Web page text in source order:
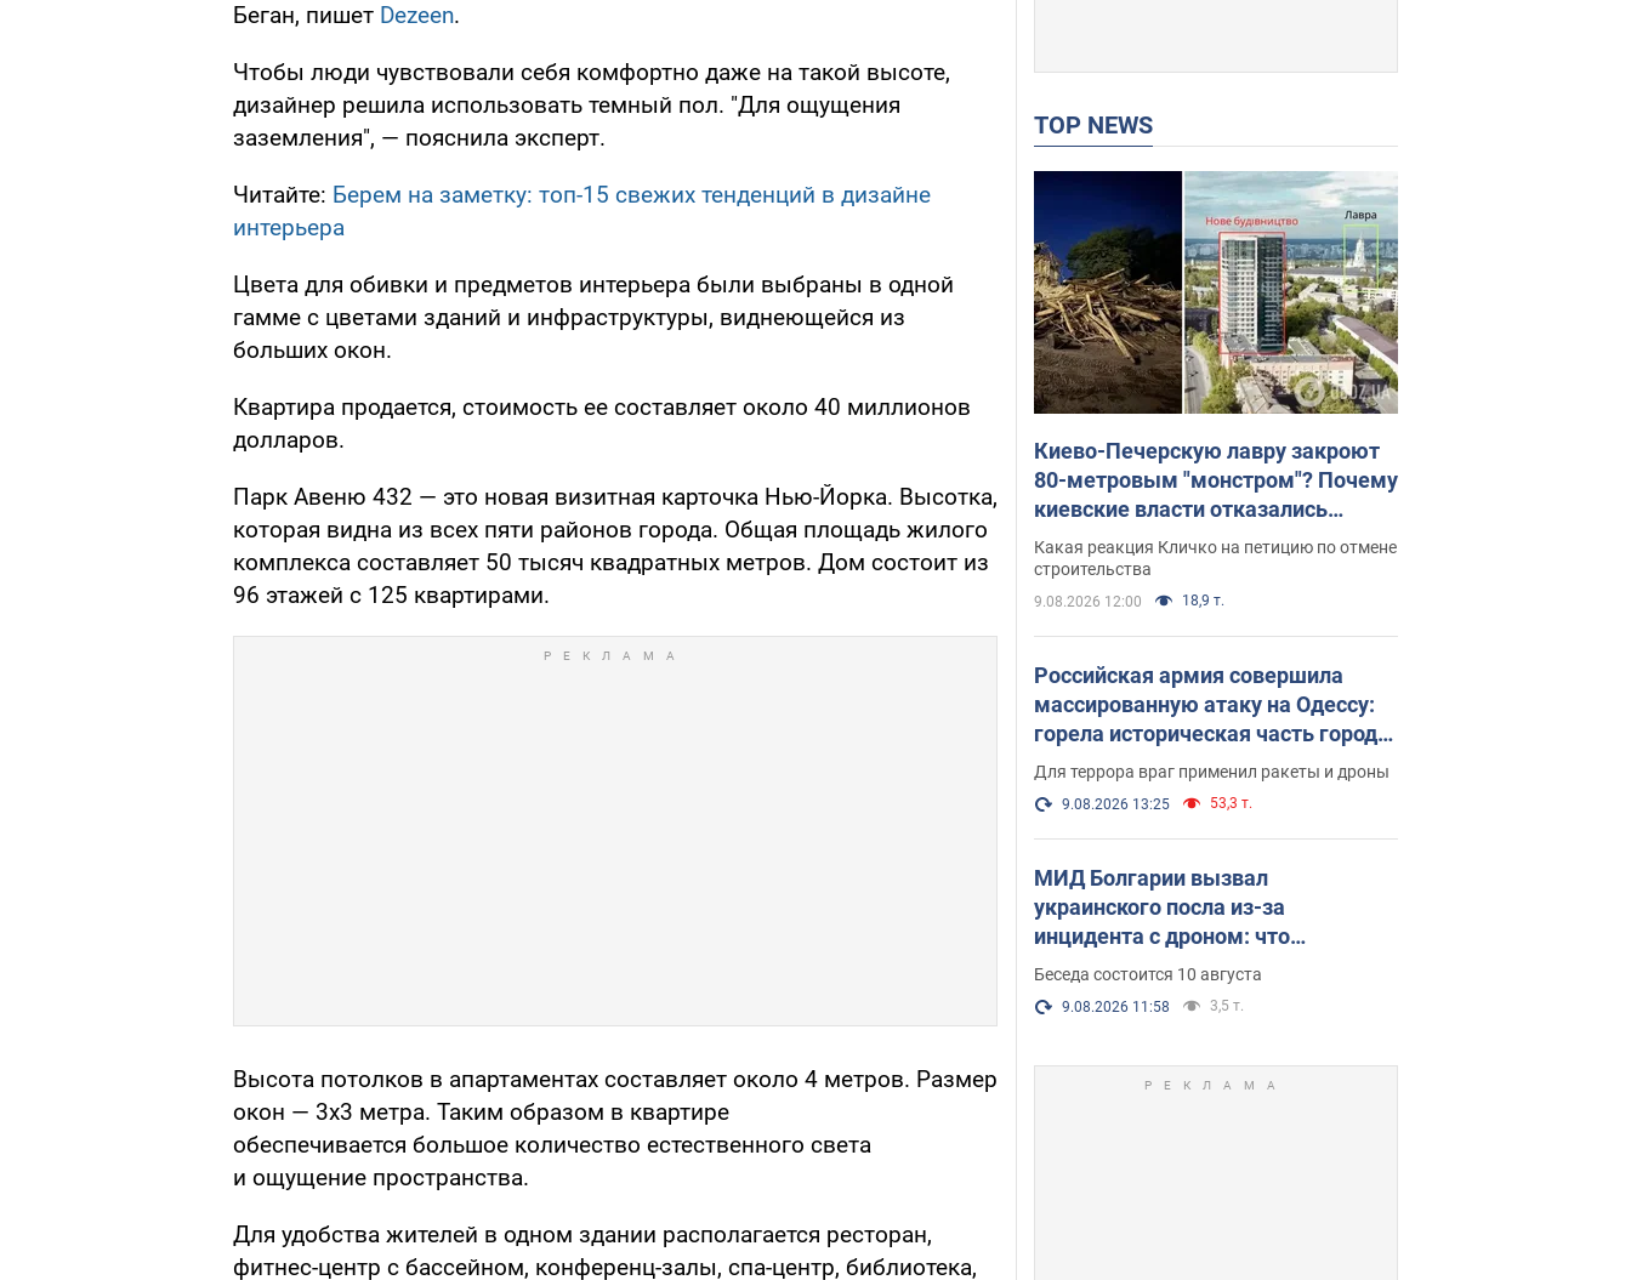
Беган, пишет Dezeen.
Чтобы люди чувствовали себя комфортно даже на такой высоте,
дизайнер решила использовать темный пол. "Для ощущения
заземления", — пояснила эксперт.
Читайте: Берем на заметку: топ-15 свежих тенденций в дизайне
интерьера
Цвета для обивки и предметов интерьера были выбраны в одной
гамме с цветами зданий и инфраструктуры, виднеющейся из
больших окон.
Квартира продается, стоимость ее составляет около 40 миллионов
долларов.
Парк Авеню 432 — это новая визитная карточка Нью-Йорка. Высотка,
которая видна из всех пяти районов города. Общая площадь жилого
комплекса составляет 50 тысяч квадратных метров. Дом состоит из
96 этажей с 125 квартирами.
Высота потолков в апартаментах составляет около 4 метров. Размер
окон — 3х3 метра. Таким образом в квартире
обеспечивается большое количество естественного света
и ощущение пространства.
Для удобства жителей в одном здании располагается ресторан,
фитнес-центр с бассейном, конференц-залы, спа-центр, библиотека,
TOP NEWS
Киево-Печерскую лавру закроют
80-метровым "монстром"? Почему
киевские власти отказались
остановить строительство
небоскреба "московского
верующего"
Какая реакция Кличко на петицию по отмене
строительства
9.08.2026 12:00 18,9 т.
Российская армия совершила
массированную атаку на Одессу:
горела историческая часть города,
есть пострадавшие. Фото и видео
Для террора враг применил ракеты и дроны
9.08.2026 13:25 53,3 т.
МИД Болгарии вызвал
украинского посла из-за
инцидента с дроном: что
произошло
Беседа состоится 10 августа
9.08.2026 11:58 3,5 т.